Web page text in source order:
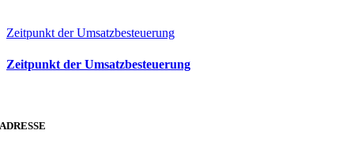
Zeitpunkt der Umsatzbesteuerung
Zeitpunkt der Umsatzbesteuerung
ADRESSE